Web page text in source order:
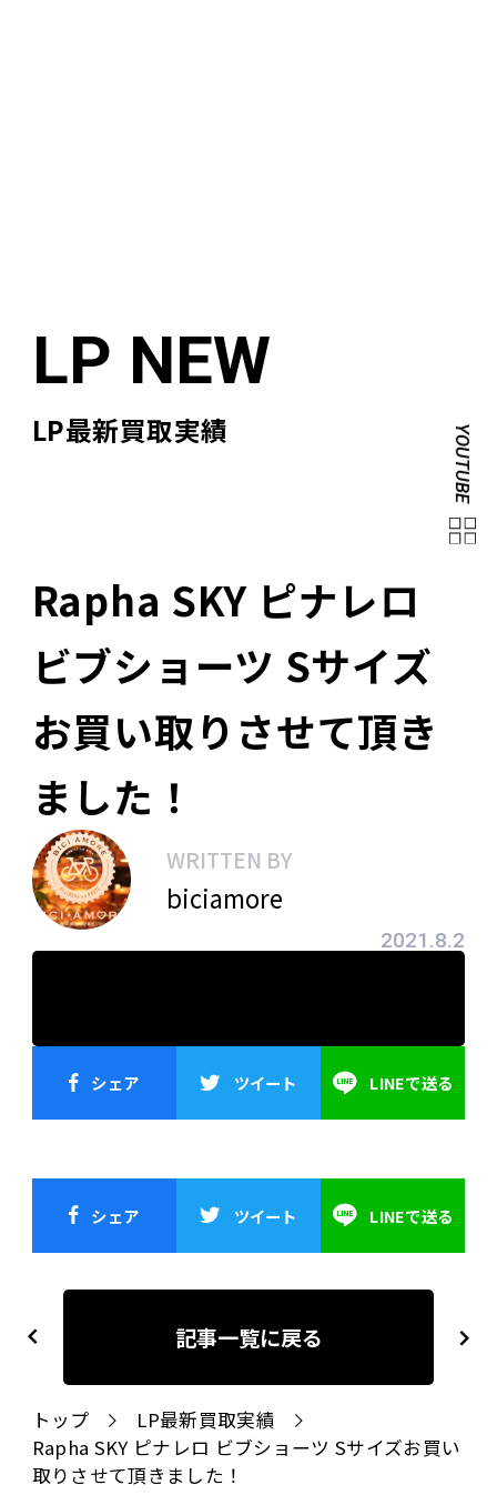
LP最新買取実績 YOUTUBE
Rapha SKY ピナレロ
ビブショーツ Sサイズ
お買い取りさせて頂き
ました！
WRITTEN BY
biciamore
2021.8.2
シェア ツイート LINEで送る
シェア ツイート LINEで送る
稿
ゲ
ー
シ
previous next
記事一覧に戻る
トップ
LP最新買取実績
Rapha SKY ピナレロ ビブショーツ Sサイズお買い
取りさせて頂きました！